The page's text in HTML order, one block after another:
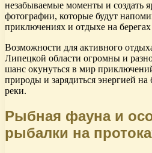
незабываемые моменты и создать
фотографии, которые будут
приключениях и отдыхе на
Возможности для активного
Липецкой области огромны и
шанс окунуться в мир
природы и зарядиться энергией на
реки.
Рыбная фауна и
рыбалки на